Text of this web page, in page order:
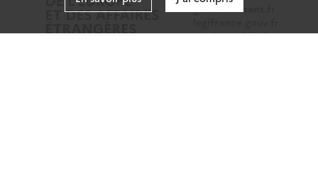
gouvernement.fr
service-public.fr